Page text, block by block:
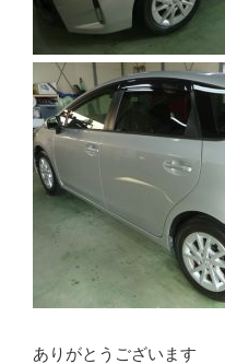
ありがとうございます